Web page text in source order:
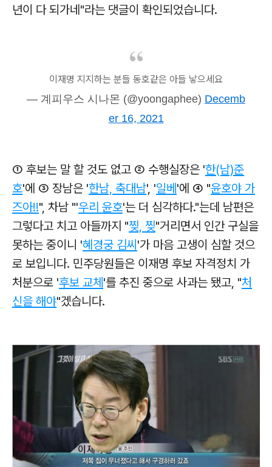
년이 다 되가네"라는 댓글이 확인되었습니다.
이재명 지지하는 분들 동호같은 아들 낳으세요
— 계피우스 시나몬 (@yoongaphee) Decemb
er 16, 2021
① 후보는 말 할 것도 없고 ② 수행실장은 '한(남)준
호'에 ③ 장남은 '한남, 축대남', '일베 '에 ④ "윤호야 가
즈아!!", 차남 "'우리 윤호'는 더 심각하다."는데 남편은
그렇다고 치고 아들까지 "찢, 찢"거리면서 인간 구실을
못하는 중이니 '혜경궁 김씨 '가 마음 고생이 심할 것으
로 보입니다. 민주당원들은 이재명 후보 자격정치 가
처분으로 '후보 교체 '를 추진 중으로 사과는 됐고, "처
신을 해야"겠습니다.